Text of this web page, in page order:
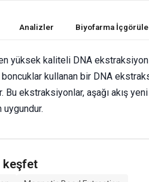
Analizler Biyofarma
yüksek kaliteli DNA
kullanan bir DNA
Bu ekstraksiyonlar, aşağı akış
uygundur.
keşfet